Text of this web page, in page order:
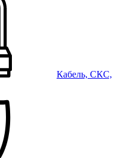
Кабель, СКС,